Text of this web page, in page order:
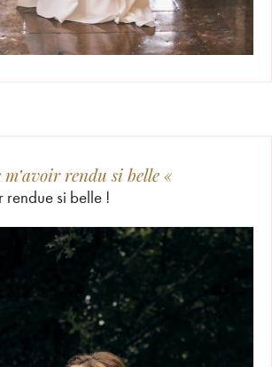
rendu si belle «
rendue si belle !